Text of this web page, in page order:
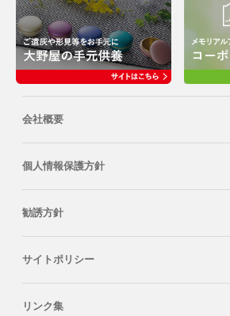
会社概要
個人情報保護方針
勧誘方針
サイトポリシー
リンク集